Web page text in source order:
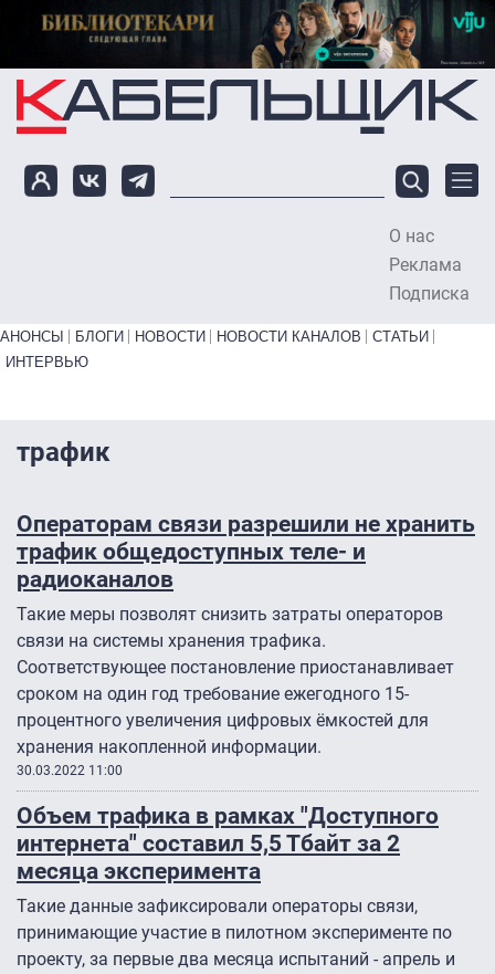
Перейти к основному содержанию
О нас
Реклама
Подписка
Primary links bottom
АНОНСЫ БЛОГИ НОВОСТИ НОВОСТИ КАНАЛОВ
СТАТЬИ
ИНТЕРВЬЮ
трафик
Операторам связи разрешили не хранить
трафик общедоступных теле- и
радиоканалов
Такие меры позволят снизить затраты операторов
связи на системы хранения трафика.
Соответствующее постановление приостанавливает
сроком на один год требование ежегодного 15-
процентного увеличения цифровых ёмкостей для
хранения накопленной информации.
30.03.2022 11:00
Объем трафика в рамках "Доступного
интернета" составил 5,5 Тбайт за 2
месяца эксперимента
Такие данные зафиксировали операторы связи,
принимающие участие в пилотном эксперименте по
проекту, за первые два месяца испытаний - апрель и